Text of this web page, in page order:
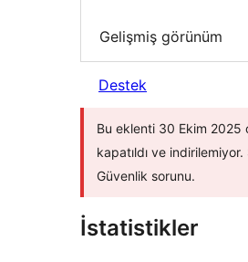
Gelişmiş görünüm
Destek
Bu eklenti 30 Ekim 2025
kapatıldı ve
Güvenlik sorunu.
İstatistikler